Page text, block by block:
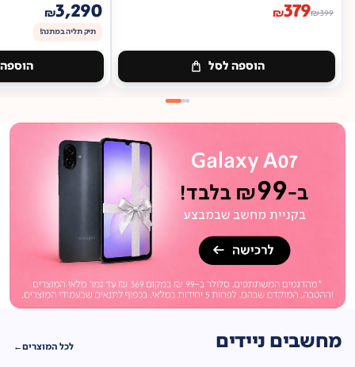
₪399
₪379
הוספה לסל
₪3,290
תיק תליה במתנה!
מחשבים ניידים לכל המוצרים